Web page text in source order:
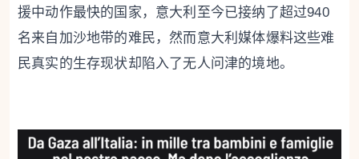
援中动作最快的国家，意大利至今已接纳了超过940
名来自加沙地带的难民，然而意大利媒体爆料这些难
民真实的生存现状却陷入了无人问津的境地。